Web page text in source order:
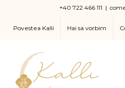
content
+40 722 466 111 |
Povestea Kalli Hai sa vorbim